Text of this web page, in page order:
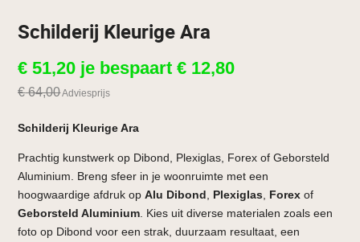
Schilderij Kleurige Ara
€ 51,20 je bespaart€ 12,80
€64,00Adviesprijs
Schilderij Kleurige Ara
Prachtig kunstwerk op Dibond, Plexiglas, Forex of Geborsteld
Aluminium. Breng sfeer in je woonruimte met een
hoogwaardige afdruk opAlu Dibond Plexiglas Forex of
Geborsteld Aluminium . Kies uit diverse materialen zoals een
foto op Dibond voor een strak, duurzaam resultaat, een